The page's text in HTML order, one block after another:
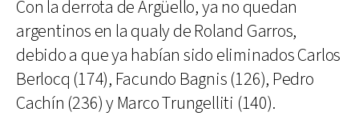
Con la derrota de Argüello, ya no quedan
argentinos en la qualy de Roland Garros,
debido a que ya habían sido eliminados Carlos
Berlocq (174), Facundo Bagnis (126), Pedro
Cachín (236) y Marco Trungelliti (140).